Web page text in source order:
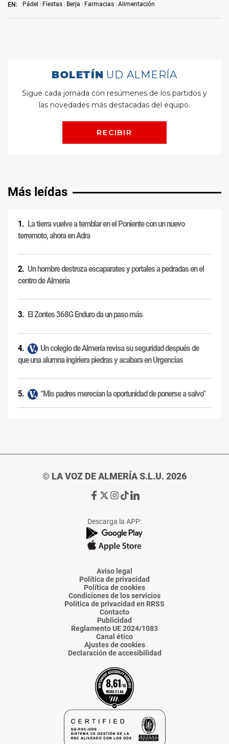
EN: Pádel Fiestas Berja Farmacias Alimentación
Más leídas
La tierra vuelve a temblar en el Poniente con un nuevo
terremoto, ahora en Adra
Un hombre destroza escaparates y portales a pedradas en el
centro de Almería
El Zontes 368G Enduro da un paso más
Un colegio de Almería revisa su seguridad después de
que una alumna ingiriera piedras y acabara en Urgencias
“Mis padres merecían la oportunidad de ponerse a salvo”
© LA VOZ DE ALMERÍA S.L.U. 2026
Ir
de
La
Voz
Almería
Ir
de
La
Voz
Almería
Ir
de
La
Voz
Almería
Ir
de
La
Voz
Almería
Ir
de
La
Voz
Descarga la APP:
Aviso legal
Política de privacidad
Política de cookies
Condiciones de los servicios
Política de privacidad en RRSS
Contacto
Publicidad
Reglamento UE 2024/1083
Canal ético
Ajustes de cookies
Declaración de accesibilidad